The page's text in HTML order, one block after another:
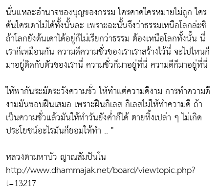
นั่นแหละอำนาจของบุญของกรรม ใครคาดใครหมายไม่ถูก ใคร
ด้นใครเดาไม่ได้ทั้งนั้นละ เพราะฉะนั้นจึงว่าธรรมเหนือโลกล่ะซิ
ถ้าโลกยังด้นเดาได้อยู่ก็ไม่เรียกว่าธรรม ต้องเหนือโลกทั้งนั้น นี่
เราก็เหมือนกัน ความดีความชั่วของเราเราสร้างไว้นี่ จะไปไหนก็
มาอยู่ติดกับตัวของเรานี่ ความชั่วก็มาอยู่ที่นี่ ความดีก็มาอยู่ที่นี่
ให้พากันระมัดระวังความชั่ว ให้ทำแต่ความดีงาม การทำความดี
งามมันชอบฝืนเสมอ เพราะฝืนกิเลส กิเลสไม่ให้ทำความดี ถ้า
เป็นความชั่วแล้วมันให้ทำวันยังค่ำก็ได้ ตายทิ้งเปล่า ๆ ไม่เกิด
ประโยชน์อะไรมันก็ยอมให้ทำ .. "
หลวงตามหาบัว ญาณสัมปันโน
http://www.dhammajak.net/board/viewtopic.php?
t=13217